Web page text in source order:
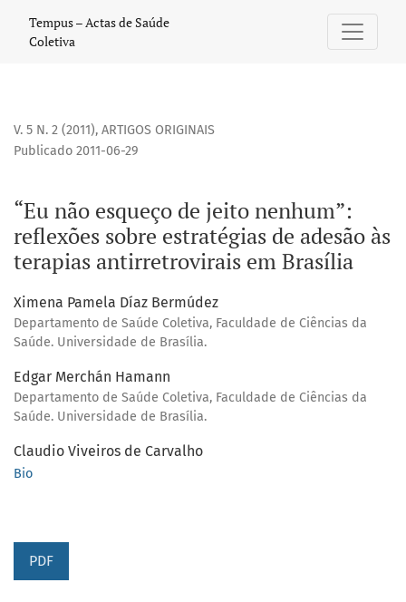
“Eu não esqueço de jeito nenhum”: reflexões sobre
Tempus – Actas de Saúde
Coletiva
V. 5 N. 2 (2011), ARTIGOS ORIGINAIS
“Eu não esqueço de jeito nenhum”:
reflexões sobre estratégias de adesão às
terapias antirretrovirais em Brasília
Publicado 2011-06-29
Ximena Pamela Díaz Bermúdez
Departamento de Saúde Coletiva, Faculdade de Ciências da
Saúde. Universidade de Brasília.
Edgar Merchán Hamann
Departamento de Saúde Coletiva, Faculdade de Ciências da
Saúde. Universidade de Brasília.
Claudio Viveiros de Carvalho
Bio
PDF